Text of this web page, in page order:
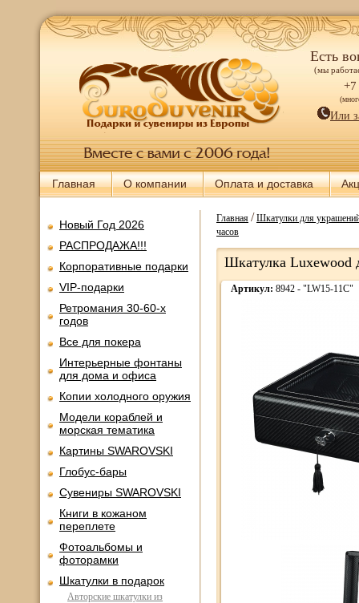
Есть
(мы
+7
Или
Главная О компании Оплата и доставка
Новый Год 2026
РАСПРОДАЖА!!!
Корпоративные подарки
VIP-подарки
Ретромания 30-60-х
годов
Все для покера
Интерьерные фонтаны
для дома и офиса
Копии холодного оружия
Модели кораблей и
морская тематика
Картины SWAROVSKI
Глобус-бары
Сувениры SWAROVSKI
Книги в кожаном
переплете
Фотоальбомы и
фоторамки
Шкатулки в подарок
Авторские шкатулки из
Главная/Шкатулки для
часов
Шкатулка Luxewood
Артикул: 8942 - "LW15-11C"